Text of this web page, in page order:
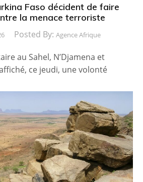
Faso décident de faire
la menace terroriste
Posted By: Agence Afrique
au Sahel, N’Djamena et
ce jeudi, une volonté